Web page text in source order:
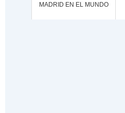
MADRID EN EL MUNDO